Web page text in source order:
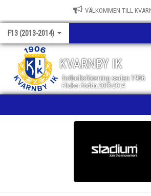
VÄLKOMMEN TILL
F13 (2013-2014)
KVARNBY IK
fotbollsförening sedan 1906
Flickor födda 2013-2014